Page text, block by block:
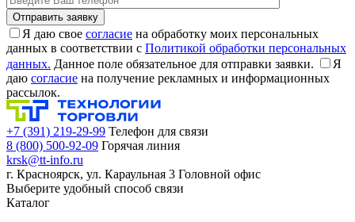
Я даю свое согласие на обработку моих персональных
данных в соответствии с Политикой обработки персональных
данных. Данное поле обязательное для отправки заявки.
Я
даю согласие на получение рекламных и информационных
рассылок.
+7 (391) 219-29-99 Телефон для связи
8 (800) 500-92-09 Горячая линия
krsk@tt-info.ru
г. Красноярск, ул. Караульная 3 Головной офис
Выберите удобный способ связи
Каталог